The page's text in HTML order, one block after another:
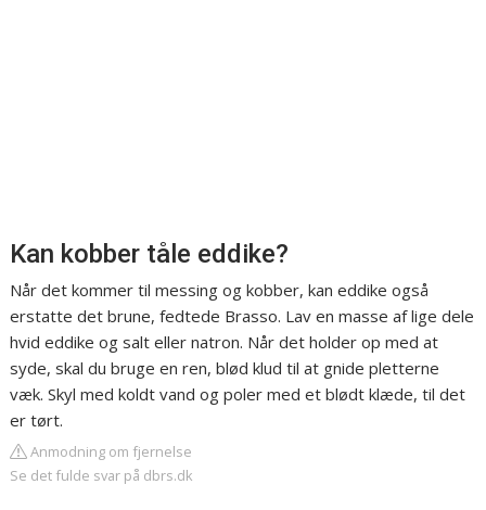
Kan kobber tåle eddike?
Når det kommer til messing og kobber, kan eddike også
erstatte det brune, fedtede Brasso. Lav en masse af lige dele
hvid eddike og salt eller natron. Når det holder op med at
syde, skal du bruge en ren, blød klud til at gnide pletterne
væk. Skyl med koldt vand og poler med et blødt klæde, til det
er tørt.
Anmodning om fjernelse
Se det fulde svar på dbrs.dk